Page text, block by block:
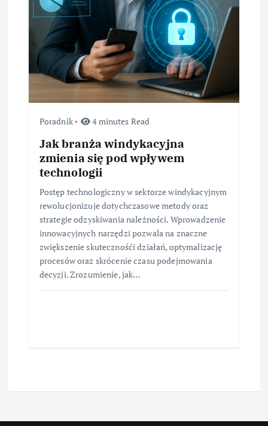
Poradnik 4 minutes Read
Jak branża windykacyjna
zmienia się pod wpływem
technologii
Postęp technologiczny w sektorze windykacyjnym
rewolucjonizuje dotychczasowe metody oraz
strategie odzyskiwania należności. Wprowadzenie
innowacyjnych narzędzi pozwala na znaczne
zwiększenie skutecznośći działań, optymalizację
procesów oraz skrócenie czasu podejmowania
decyzji. Zrozumienie, jak…